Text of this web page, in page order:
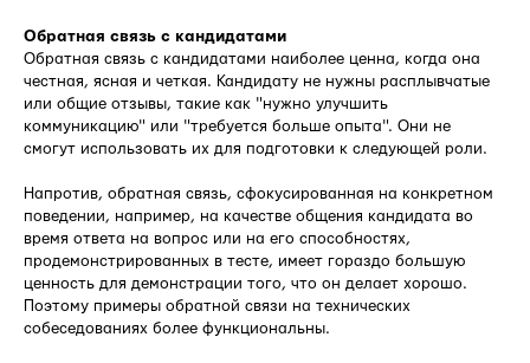
Обратная связь с кандидатами
Обратная связь с кандидатами наиболее ценна, когда она
честная, ясная и четкая. Кандидату не нужны расплывчатые
или общие отзывы, такие как "нужно улучшить
коммуникацию" или "требуется больше опыта". Они не
смогут использовать их для подготовки к следующей роли.
Напротив, обратная связь, сфокусированная на конкретном
поведении, например, на качестве общения кандидата во
время ответа на вопрос или на его способностях,
продемонстрированных в тесте, имеет гораздо большую
ценность для демонстрации того, что он делает хорошо.
Поэтому примеры обратной связи на технических
собеседованиях более функциональны.